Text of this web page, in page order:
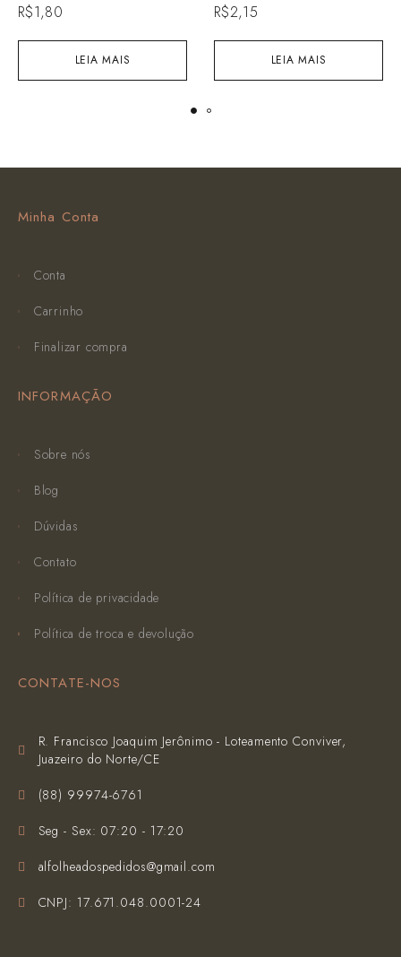
LEIA MAIS
R$1,80
LEIA MAIS
R$2,15
Minha Conta
Conta
Carrinho
Finalizar compra
INFORMAÇÃO
Sobre nós
Blog
Dúvidas
Contato
Política de privacidade
Política de troca e devolução
CONTATE-NOS
R. Francisco Joaquim Jerônimo - Loteamento Conviver,
Juazeiro do Norte/CE
(‪88) 99974-6761‬
Seg - Sex: 07:20 - 17:20
alfolheadospedidos@gmail.com
CNPJ: 17.671.048.0001-24